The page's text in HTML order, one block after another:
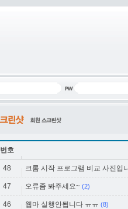
번호
48 크롬 시작 프로그램 비교 사진입
47 오류좀 봐주세요~ (2)
46 웹마 실행안됩니다 ㅠㅠ (8)